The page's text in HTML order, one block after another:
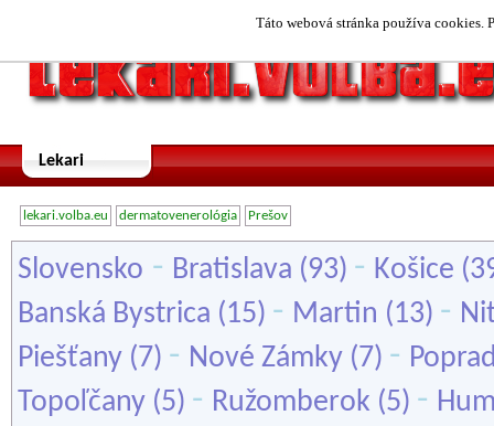
Táto webová stránka používa cookies.
Lekari
lekari.volba.eu dermatovenerológia Prešov
Slovensko - Bratislava (93) - Košice
Banská Bystrica (15) - Martin (13) -
Piešťany (7) - Nové Zámky (7) -
Topoľčany (5) - Ružomberok (5) -